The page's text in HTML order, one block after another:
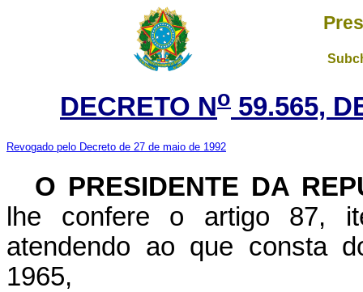
DECRETO No 59.565,
Revogado pelo Decreto de 27 de maio de 1992
O PRESIDENTE DA
lhe confere o artigo 87,
atendendo ao que consta
1965,